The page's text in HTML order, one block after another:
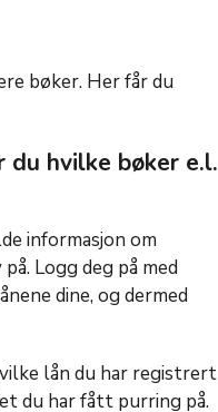
bøker. Her får du
hvilke bøker e.l.
informasjon om
Logg deg på med
dine, og dermed
lån du har registrert
du har fått purring på.